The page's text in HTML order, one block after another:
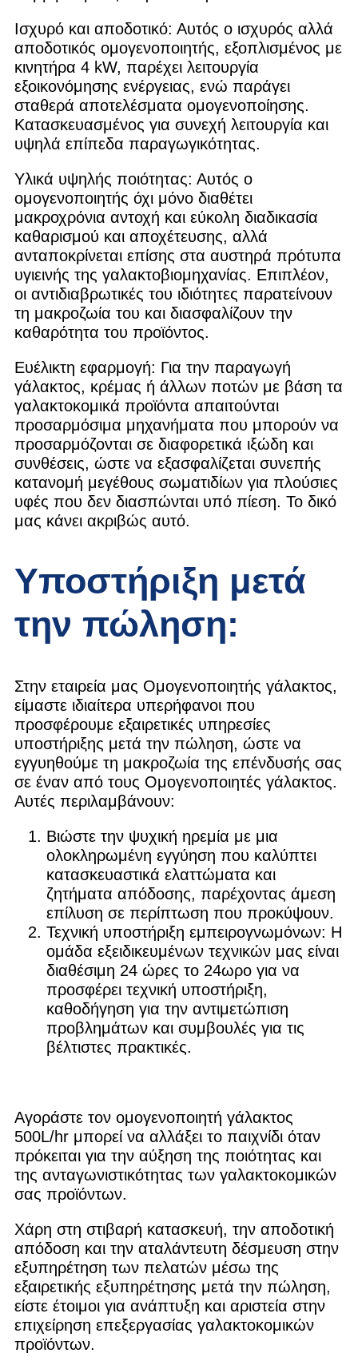
Ισχυρό και αποδοτικό: Αυτός ο ισχυρός αλλά
αποδοτικός ομογενοποιητής, εξοπλισμένος με
κινητήρα 4 kW, παρέχει λειτουργία
εξοικονόμησης ενέργειας, ενώ παράγει
σταθερά αποτελέσματα ομογενοποίησης.
Κατασκευασμένος για συνεχή λειτουργία και
υψηλά επίπεδα παραγωγικότητας.
Υλικά υψηλής ποιότητας: Αυτός ο
ομογενοποιητής όχι μόνο διαθέτει
μακροχρόνια αντοχή και εύκολη διαδικασία
καθαρισμού και αποχέτευσης, αλλά
ανταποκρίνεται επίσης στα αυστηρά πρότυπα
υγιεινής της γαλακτοβιομηχανίας. Επιπλέον,
οι αντιδιαβρωτικές του ιδιότητες παρατείνουν
τη μακροζωία του και διασφαλίζουν την
καθαρότητα του προϊόντος.
Ευέλικτη εφαρμογή: Για την παραγωγή
γάλακτος, κρέμας ή άλλων ποτών με βάση τα
γαλακτοκομικά προϊόντα απαιτούνται
προσαρμόσιμα μηχανήματα που μπορούν να
προσαρμόζονται σε διαφορετικά ιξώδη και
συνθέσεις, ώστε να εξασφαλίζεται συνεπής
κατανομή μεγέθους σωματιδίων για πλούσιες
υφές που δεν διασπώνται υπό πίεση. Το δικό
μας κάνει ακριβώς αυτό.
Υποστήριξη μετά
την πώληση:
Στην εταιρεία μας Ομογενοποιητής γάλακτος,
είμαστε ιδιαίτερα υπερήφανοι που
προσφέρουμε εξαιρετικές υπηρεσίες
υποστήριξης μετά την πώληση, ώστε να
εγγυηθούμε τη μακροζωία της επένδυσής σας
σε έναν από τους Ομογενοποιητές γάλακτος.
Αυτές περιλαμβάνουν:
Βιώστε την ψυχική ηρεμία με μια
ολοκληρωμένη εγγύηση που καλύπτει
κατασκευαστικά ελαττώματα και
ζητήματα απόδοσης, παρέχοντας άμεση
επίλυση σε περίπτωση που προκύψουν.
Τεχνική υποστήριξη εμπειρογνωμόνων: Η
ομάδα εξειδικευμένων τεχνικών μας είναι
διαθέσιμη 24 ώρες το 24ωρο για να
προσφέρει τεχνική υποστήριξη,
καθοδήγηση για την αντιμετώπιση
προβλημάτων και συμβουλές για τις
βέλτιστες πρακτικές.
Αγοράστε τον ομογενοποιητή γάλακτος
500L/hr μπορεί να αλλάξει το παιχνίδι όταν
πρόκειται για την αύξηση της ποιότητας και
της ανταγωνιστικότητας των γαλακτοκομικών
σας προϊόντων.
Χάρη στη στιβαρή κατασκευή, την αποδοτική
απόδοση και την αταλάντευτη δέσμευση στην
εξυπηρέτηση των πελατών μέσω της
εξαιρετικής εξυπηρέτησης μετά την πώληση,
είστε έτοιμοι για ανάπτυξη και αριστεία στην
επιχείρηση επεξεργασίας γαλακτοκομικών
προϊόντων.